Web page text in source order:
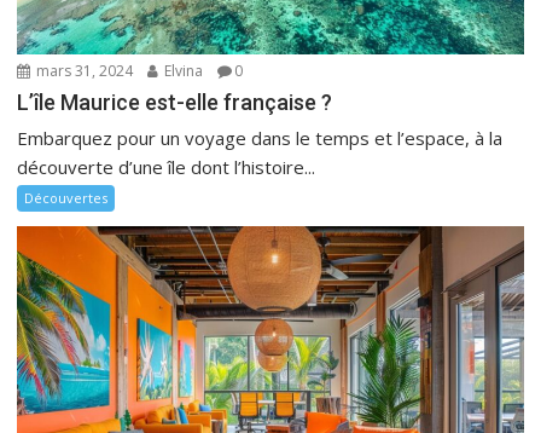
mars 31, 2024 Elvina 0
L’île Maurice est-elle française ?
Embarquez pour un voyage dans le temps et l’espace, à la
découverte d’une île dont l’histoire...
Découvertes